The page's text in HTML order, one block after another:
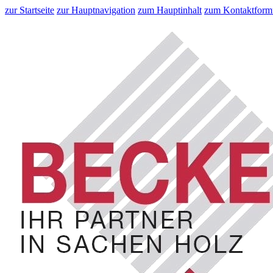
zur Startseite zur Hauptnavigation zum Hauptinhalt zum